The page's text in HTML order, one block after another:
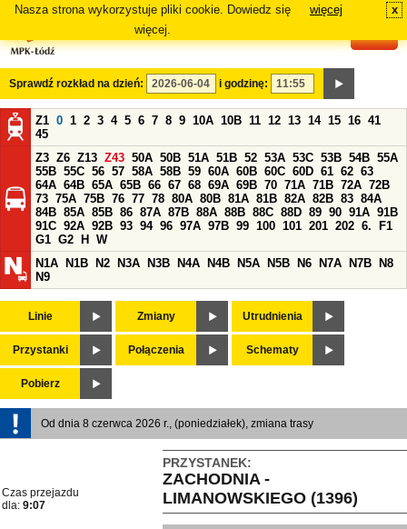
Nasza strona wykorzystuje pliki cookie. Dowiedz się
więcej.
więcej x
Sprawdź rozkład na dzień: i godzinę:
Z1 0 1 2 3 4 5 6 7 8 9 10A 10B 11 12 13 14 15 16 41
45
Z3 Z6 Z13 Z43 50A 50B 51A 51B 52 53A 53C 53B 54B 55A
55B 55C 56 57 58A 58B 59 60A 60B 60C 60D 61 62 63
64A 64B 65A 65B 66 67 68 69A 69B 70 71A 71B 72A 72B
73 75A 75B 76 77 78 80A 80B 81A 81B 82A 82B 83 84A
84B 85A 85B 86 87A 87B 88A 88B 88C 88D 89 90 91A 91B
91C 92A 92B 93 94 96 97A 97B 99 100 101 201 202 6.
F1
G1 G2 H
W
N1A
N1B N2 N3A N3B N4A N4B N5A N5B N6 N7A N7B
N8
N9
Linie Zmiany Utrudnienia
Przystanki Połączenia Schematy
Pobierz
Od dnia 8 czerwca 2026 r., (poniedziałek), zmiana trasy
PRZYSTANEK:
ZACHODNIA -
LIMANOWSKIEGO (1396)
Czas przejazdu
dla: 9:07